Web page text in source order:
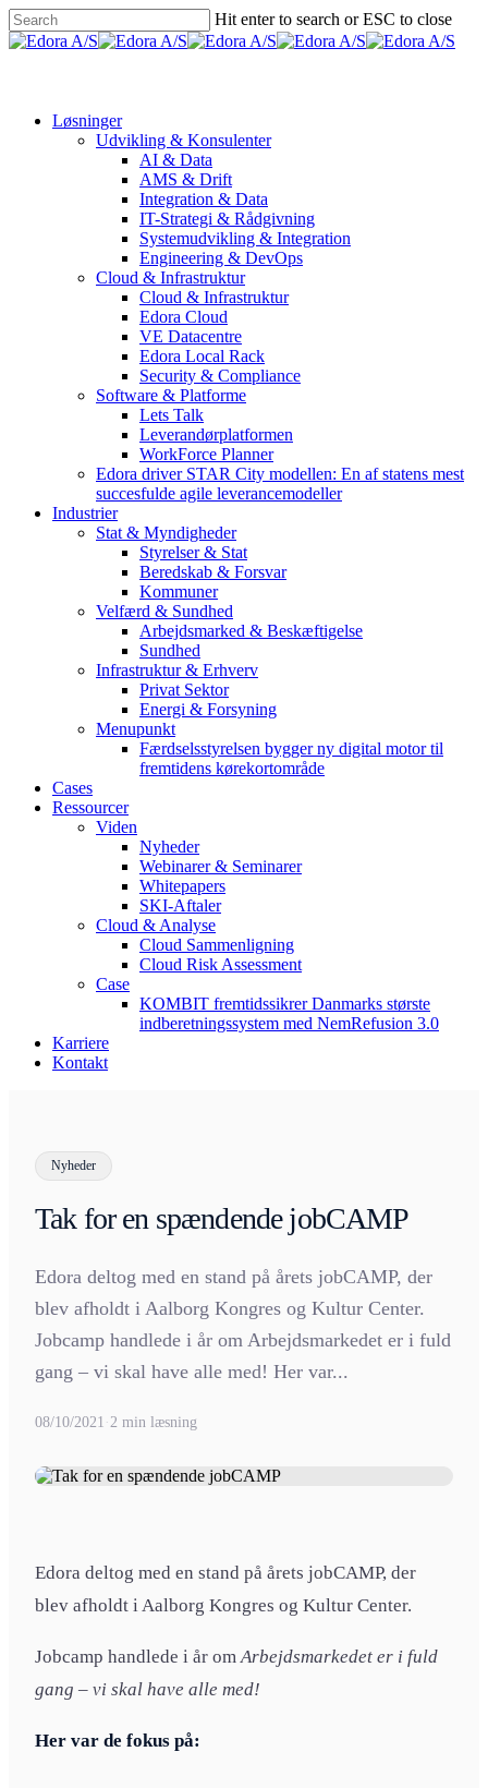
Skip
to
Hit enter to search or ESC to close
Close
Løsninger
Udvikling & Konsulenter
AI & Data
AMS & Drift
Integration & Data
IT-Strategi & Rådgivning
Systemudvikling & Integration
Engineering & DevOps
Cloud & Infrastruktur
Cloud & Infrastruktur
Edora Cloud
VE Datacentre
Edora Local Rack
Security & Compliance
Software & Platforme
Lets Talk
Leverandørplatformen
WorkForce Planner
Edora driver STAR City modellen: En af statens mest
succesfulde agile leverancemodeller
Industrier
Stat & Myndigheder
Styrelser & Stat
Beredskab & Forsvar
Kommuner
Velfærd & Sundhed
Arbejdsmarked & Beskæftigelse
Sundhed
Infrastruktur & Erhverv
Privat Sektor
Energi & Forsyning
Menupunkt
Færdselsstyrelsen bygger ny digital motor til
fremtidens kørekortområde
Cases
Ressourcer
Viden
Nyheder
Webinarer & Seminarer
Whitepapers
SKI-Aftaler
Cloud & Analyse
Cloud Sammenligning
Cloud Risk Assessment
Case
KOMBIT fremtidssikrer Danmarks største
indberetningssystem med NemRefusion 3.0
Karriere
Kontakt
Nyheder
Tak for en spændende jobCAMP
Edora deltog med en stand på årets jobCAMP, der
blev afholdt i Aalborg Kongres og Kultur Center.
Jobcamp handlede i år om Arbejdsmarkedet er i fuld
gang – vi skal have alle med! Her var...
08/10/2021 ·2 min læsning
Edora deltog med en stand på årets jobCAMP, der
blev afholdt i Aalborg Kongres og Kultur Center.
Jobcamp handlede i år omArbejdsmarkedet er i fuld
gang – vi skal have alle med!
Her var de fokus på: